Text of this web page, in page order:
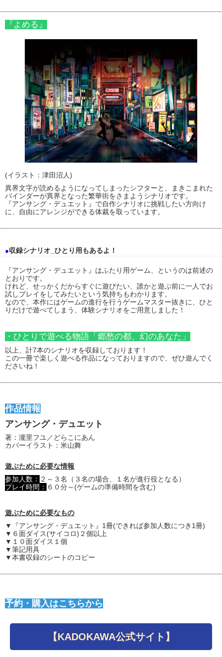
『よめる』
(イラスト：津田沼人)
異界文字が読めるようになってしまったシフターと、まきこまれた
バインダーが異界となった繁華街をさまようシナリオです。
『アンサング・デュエット』で自作シナリオに挑戦したい方向け
に、自由にアレンジができる体裁を取っています。
●収録シナリオ_ひとり用もあるよ！
『アンサング・デュエット』はふたり用ゲーム、というのは前述の
とおりです。
けれど、せっかくだからすぐに遊びたい、誰かと遊ぶ前に一人でお
試しプレイをしてみたいという気持ちもわかります。
なので、本作にはゲームの進行を行うゲームマスター抜きに、ひと
りだけで遊べてしまう、体験シナリオをご用意しました！
・ひとりで遊べる物語「郷愁の都、幻のあなた」
以上、計7本のシナリオを収録しております！
この一冊で楽しく遊べる作品になっておりますので、ぜひ遊んでく
ださいね！
作品情報
アンサング・デュエット
著：瀧里フユ／どらこにあん
カバーイラスト：米山舞
遊ぶために必要な情報
参加人数： ２～３名（３名の場合、１名が進行役となる）
プレイ時間： ６０分～(ゲームの準備時間を含む)
遊ぶために必要なもの
▼『アンサング・デュエット』1冊(できれば参加人数につき1冊)
▼６面ダイス(サイコロ)２個以上
▼１０面ダイス１個
▼筆記用具
▼本書収録のシートのコピー
予約・購入はこちらから
【KADOKAWA公式サイト】